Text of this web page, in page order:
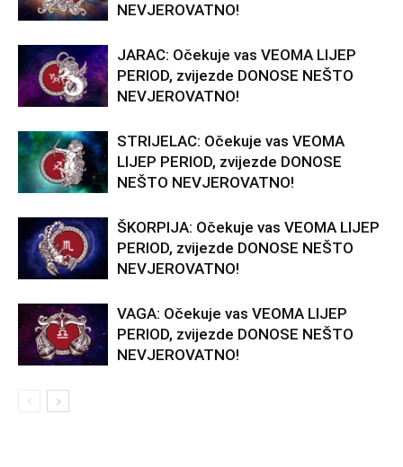
NEVJEROVATNO!
JARAC: Očekuje vas VEOMA LIJEP
PERIOD, zvijezde DONOSE NEŠTO
NEVJEROVATNO!
STRIJELAC: Očekuje vas VEOMA
LIJEP PERIOD, zvijezde DONOSE
NEŠTO NEVJEROVATNO!
ŠKORPIJA: Očekuje vas VEOMA LIJEP
PERIOD, zvijezde DONOSE NEŠTO
NEVJEROVATNO!
VAGA: Očekuje vas VEOMA LIJEP
PERIOD, zvijezde DONOSE NEŠTO
NEVJEROVATNO!